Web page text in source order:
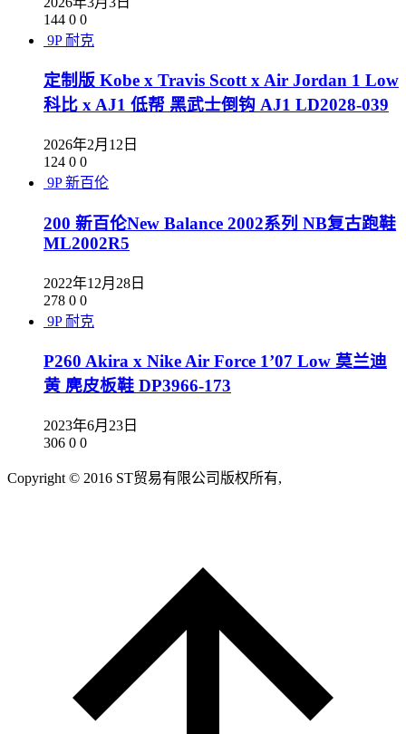
144 0 0
9P 耐克
定制版 Kobe x Travis Scott x Air Jordan 1 Low
科比 x AJ1 低帮 黑武士倒钩 AJ1 LD2028-039
2026年2月12日
124 0 0
9P 新百伦
200 新百伦New Balance 2002系列 NB复古跑鞋
ML2002R5
2022年12月28日
278 0 0
9P 耐克
P260 Akira x Nike Air Force 1’07 Low 莫兰迪
黄 麂皮板鞋 DP3966-173
2023年6月23日
306 0 0
Copyright © 2016 ST贸易有限公司版权所有,